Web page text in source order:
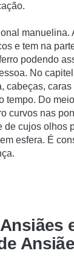
manuelina.
e tem na
podendo
No
cabeças,
tempo. Do
curvos nas
de cujos olhos
esfera. É